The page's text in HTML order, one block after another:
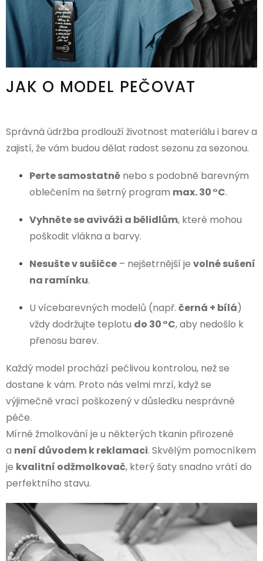
JAK O MODEL PEČOVAT
Správná údržba prodlouží životnost materiálu i barev a
zajistí, že vám budou dělat radost sezonu za sezonou.
Perte samostatně nebo s podobně barevným
oblečením na šetrný program max. 30 °C.
Vyhněte se aviváži a bělidlům, které mohou
poškodit vlákna a barvy.
Nesušte v sušičce – nejšetrnější je volné sušení
na ramínku.
U vícebarevných modelů (např. černá + bílá)
vždy dodržujte teplotu do 30 °C, aby nedošlo k
přenosu barev.
Každý model prochází pečlivou kontrolou, než se
dostane k vám. Proto nás velmi mrzí, když se
výjimečně vrací poškozený v důsledku nesprávné
péče.
Mírné žmolkování je u některých tkanin přirozené
a není důvodem k reklamaci. Skvělým pomocníkem
je kvalitní odžmolkovač, který šaty snadno vrátí do
perfektního stavu.